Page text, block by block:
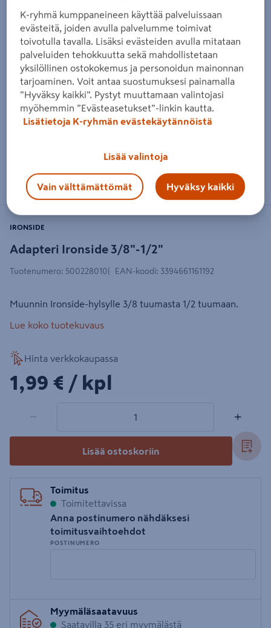
Adapteri Ironside 3/8"-1/2"
IRONSIDE
Tuotenumero: 500228010 EAN-koodi: 3394661161192
Muunnin Ironside-hylsylle 3/8 tuumasta 1/2 tuumaan.
Lue koko tuotekuvaus
Hinta verkkokaupassa
1,99€/kpl
1,99 € / kpl
− +
Lisää ostoskoriin
Toimitus
Toimitettavissa
Anna postinumero nähdäksesi
toimitusvaihtoehdot
POSTINUMERO
postinumero
Myymäläsaatavuus
Saatavilla 35 eri myymälästä
K-ryhmä kumppaneineen käyttää palveluissaan
evästeitä, joiden avulla palvelumme toimivat
toivotulla tavalla. Lisäksi evästeiden avulla mitataan
palveluiden tehokkuutta sekä mahdollistetaan
yksilöllinen ostokokemus ja personoidun mainonnan
tarjoaminen. Voit antaa suostumuksesi painamalla
”Hyväksy kaikki”. Pystyt muuttamaan valintojasi
myöhemmin ”Evästeasetukset”-linkin kautta.
Lisätietoja K-ryhmän evästekäytännöistä
Lisää valintoja
Vain välttämättömät Hyväksy kaikki